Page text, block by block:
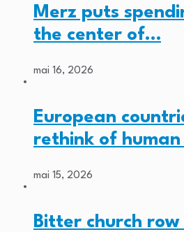
Merz puts
the center of…
mai 16, 2026
European
rethink of
mai 15, 2026
Bitter church row